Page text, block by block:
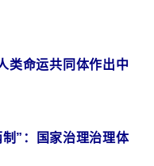
命运共同体作出中
”：国家治理治理体